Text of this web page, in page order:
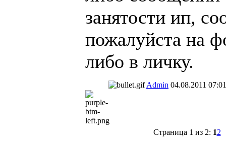
занятости ип,
пожалуйста на
либо в личку.
Admin 04.08.2011
Страница 1 из 2: 12